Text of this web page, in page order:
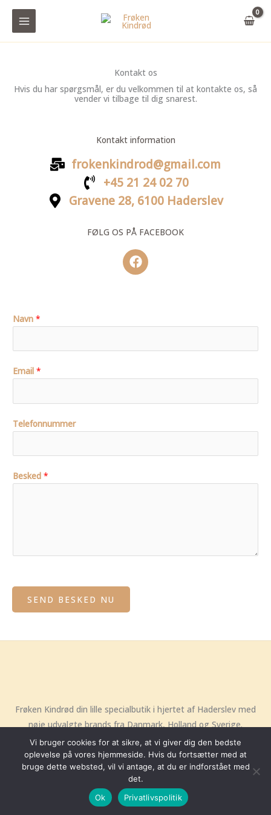
Kontakt os
Hvis du har spørgsmål, er du velkommen til at kontakte os, så
vender vi tilbage til dig snarest.
Kontakt information
frokenkindrod@gmail.com
+45 21 24 02 70
Gravene 28, 6100 Haderslev
FØLG OS PÅ FACEBOOK
F
a
c
o
Navn *
Email *
Telefonnummer
Besked *
SEND BESKED NU
Frøken Kindrød din lille specialbutik i hjertet af Haderslev med
nøje udvalgte brands fra Danmark, Holland og Sverige.
Copyright © 2026 Frøken Kindrød | Hjemmeside udviklet afHellodigital
Vi bruger cookies for at sikre, at vi giver dig den bedste
oplevelse på vores hjemmeside. Hvis du fortsætter med at
bruge dette websted, vil vi antage, at du er indforstået med
det.
Ok
Privatlivspolitik